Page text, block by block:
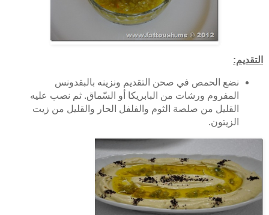
التقديم:
نضع الحمص في صحن التقديم ونزينه بالبقدونس
المفروم ورشات من البابريكا أو السّماق. ثم نصب عليه
القليل من صلصة الثوم والفلفل الحار والقليل من زيت
الزيتون.